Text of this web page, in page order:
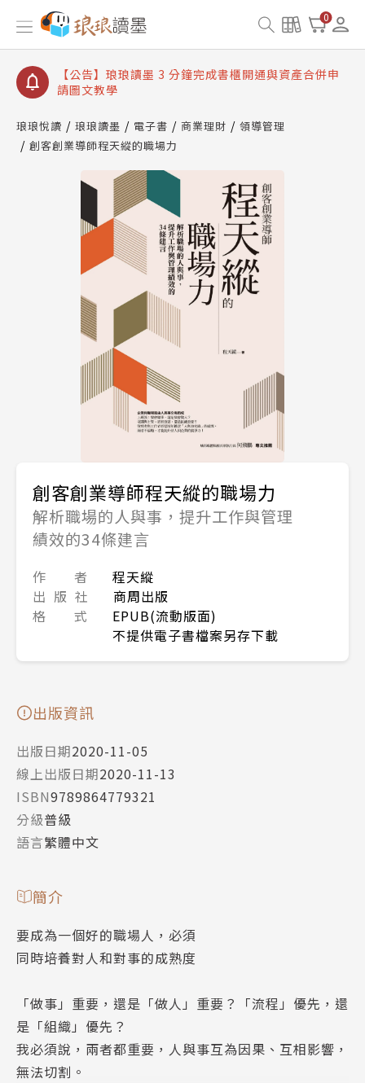
0
【公告】琅琅讀墨數位閱讀資產合併與書櫃開通申請
【公告】琅琅讀墨書櫃開通常見問題
【公告】琅琅讀墨 3 分鐘完成書櫃開通與資產合併申
請圖文教學
查詢
【公告】琅琅讀墨數位閱讀資產合併與書櫃開通申請
琅琅悅讀 琅琅讀墨 電子書 商業理財
領導管理
創客創業導師程天縱的職場力
創客創業導師程天縱的職場力
解析職場的人與事，提升工作與管理
績效的34條建言
作 者
程天縱
出 版 社
商周出版
格 式
EPUB(流動版面)
不提供電子書檔案另存下載
出版資訊
出版日期2020-11-05
線上出版日期2020-11-13
ISBN9789864779321
分級普級
語言繁體中文
簡介
要成為一個好的職場人，必須
同時培養對人和對事的成熟度
「做事」重要，還是「做人」重要？「流程」優先，還
是「組織」優先？
我必須說，兩者都重要，人與事互為因果、互相影響，
無法切割。